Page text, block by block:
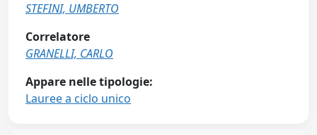
STEFINI, UMBERTO
Correlatore
GRANELLI, CARLO
Appare nelle tipologie:
Lauree a ciclo unico